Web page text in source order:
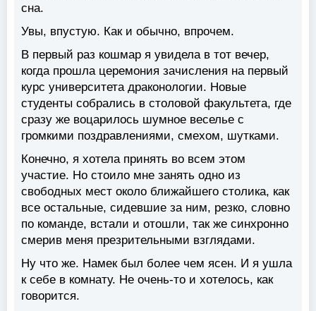
сна.
Увы, впустую. Как и обычно, впрочем.
В первый раз кошмар я увидела в тот вечер,
когда прошла церемония зачисления на первый
курс университета драконологии. Новые
студенты собрались в столовой факультета, где
сразу же воцарилось шумное веселье с
громкими поздравлениями, смехом, шутками.
Конечно, я хотела принять во всем этом
участие. Но стоило мне занять одно из
свободных мест около ближайшего столика, как
все остальные, сидевшие за ним, резко, словно
по команде, встали и отoшли, так же синхронно
смерив меня презрительными взглядами.
Ну что же. Намек был более чем ясен. И я ушла
к себе в комнату. Не очень-то и хотелось, как
говорится.